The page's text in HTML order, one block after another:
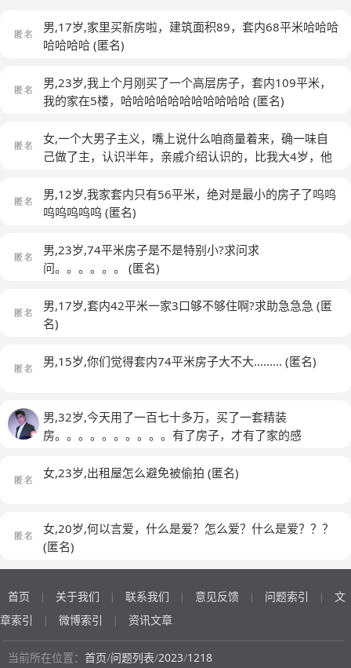
男,17岁,家里买新房啦，建筑面积89，套内68平米哈哈哈
哈哈哈哈 (匿名)
男,23岁,我上个月刚买了一个高层房子，套内109平米，
我的家在5楼，哈哈哈哈哈哈哈哈哈哈哈 (匿名)
女,一个大男子主义，嘴上说什么咱商量着来，确一味自
己做了主，认识半年，亲戚介绍认识的，比我大4岁，他
最近正忙着装修房子，我们还没互相见家长，他说他装修
好房子在见家长，谈了快一年了，我妈妈问我他买的房子
去过，我妈妈气的骂了我一顿，我爸妈打听了一下他买的
多大的房子，就在昨天我妈给我说你爸说了你结婚给你20
房子是贷款买的，我不图他什么，我以为比我大几岁会疼
人，相处下来，我觉得他只是为了结婚而结婚，我问他他
话，更别提接我了，最好笑的一次，我和他在一起看电
影，他朋友一直电话喊他吃饭，我说那你去吧，外面下着
真的扔下我自己走了，我淋了一路，，他现在装修房子没
有让我看过一眼也没问过我的意见，我还要不要和他结婚
呢，(匿名)
男,12岁,我家套内只有56平米，绝对是最小的房子了呜呜
呜呜呜呜呜 (匿名)
男,23岁,74平米房子是不是特别小?求问求
问。。。。。。 (匿名)
男,17岁,套内42平米一家3口够不够住啊?求助急急急 (匿
名)
男,15岁,你们觉得套内74平米房子大不大......... (匿名)
男,32岁,今天用了一百七十多万，买了一套精装
房。。。。。。。。。。有了房子，才有了家的感
女,23岁,出租屋怎么避免被偷拍 (匿名)
女,20岁,何以言爱，什么是爱？怎么爱？什么是爱？？？
(匿名)
首页 | 关于我们 | 联系我们 | 意见反馈 | 问题索引 |
文
章索引
| 微博索引 | 资讯文章
当前所在位置： 首页/问题列表/2023/1218